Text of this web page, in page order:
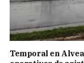
Temporal en